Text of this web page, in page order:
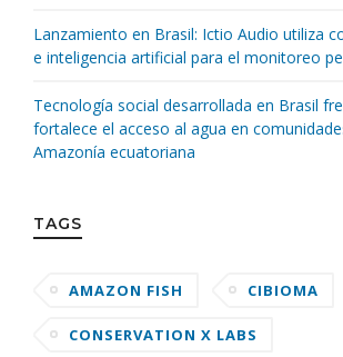
Lanzamiento en Brasil: Ictio Audio utiliza
e inteligencia artificial para el monitoreo
Tecnología social desarrollada en Brasil
fortalece el acceso al agua en
Amazonía ecuatoriana
TAGS
AMAZON FISH CIBIOMA
CONSERVATION X LABS